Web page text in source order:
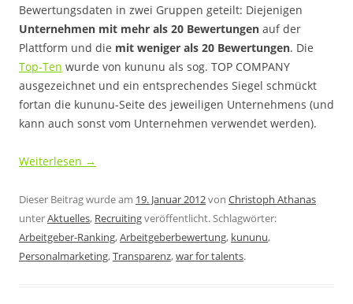
Bewertungsdaten in zwei Gruppen geteilt: Diejenigen
Unternehmen mit mehr als 20 Bewertungen auf der
Plattform und die mit weniger als 20 Bewertungen. Die
Top-Ten wurde von kununu als sog. TOP COMPANY
ausgezeichnet und ein entsprechendes Siegel schmückt
fortan die kununu-Seite des jeweiligen Unternehmens (und
kann auch sonst vom Unternehmen verwendet werden).
Weiterlesen →
Dieser Beitrag wurde am 19. Januar 2012von Christoph Athanas
unterAktuelles, Recruitingveröffentlicht. Schlagwörter:
Arbeitgeber-Ranking,Arbeitgeberbewertung, kununu,
Personalmarketing,Transparenz,war for talents.